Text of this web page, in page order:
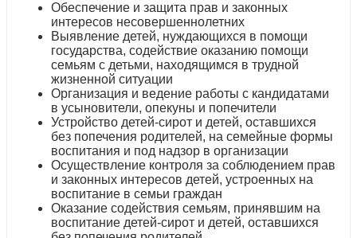
Обеспечение и защита прав и законных
интересов несовершеннолетних
Выявление детей, нуждающихся в помощи
государства, содействие оказанию помощи
семьям с детьми, находящимся в трудной
жизненной ситуации
Организация и ведение работы с кандидатами
в усыновители, опекуны и попечители
Устройство детей-сирот и детей, оставшихся
без попечения родителей, на семейные формы
воспитания и под надзор в организации
Осуществление контроля за соблюдением прав
и законных интересов детей, устроенных на
воспитание в семьи граждан
Оказание содействия семьям, принявшим на
воспитание детей-сирот и детей, оставшихся